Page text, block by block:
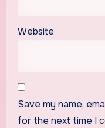
Website
Save my name,
for the next time I